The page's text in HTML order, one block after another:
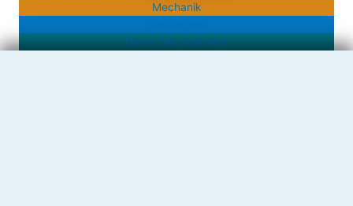
Mechanik
Daten-Management